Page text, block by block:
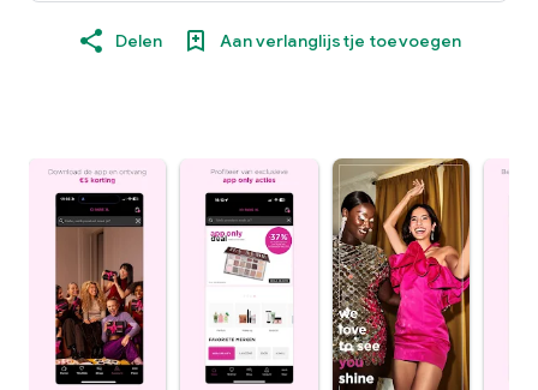
Delen Aan verlanglijstje toevoegen